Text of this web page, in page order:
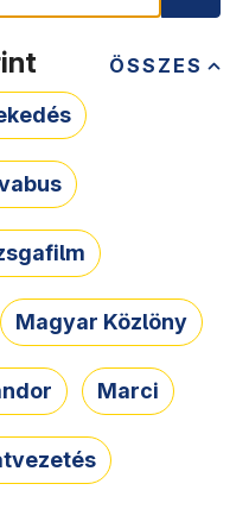
ÖSSZES
Magyar Közlöny
Marci